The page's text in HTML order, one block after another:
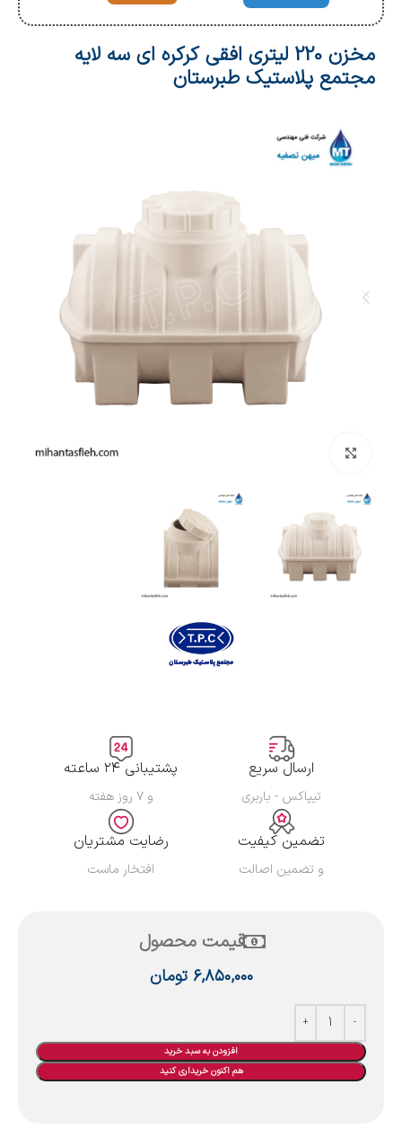
مخزن 220 لیتری افقی کرکره ای سه لایه
مجتمع پلاستیک طبرستان
ارسال سریع
تیپاکس - باربری
پشتیبانی ۲۴ ساعته
و ۷ روز هفته
تضمین کیفیت
و تضمین اصالت
رضایت مشتریان
افتخار ماست
قیمت محصول
۶,۸۵۰,۰۰۰ تومان
افزودن به سبد خرید
هم اکنون خریداری کنید